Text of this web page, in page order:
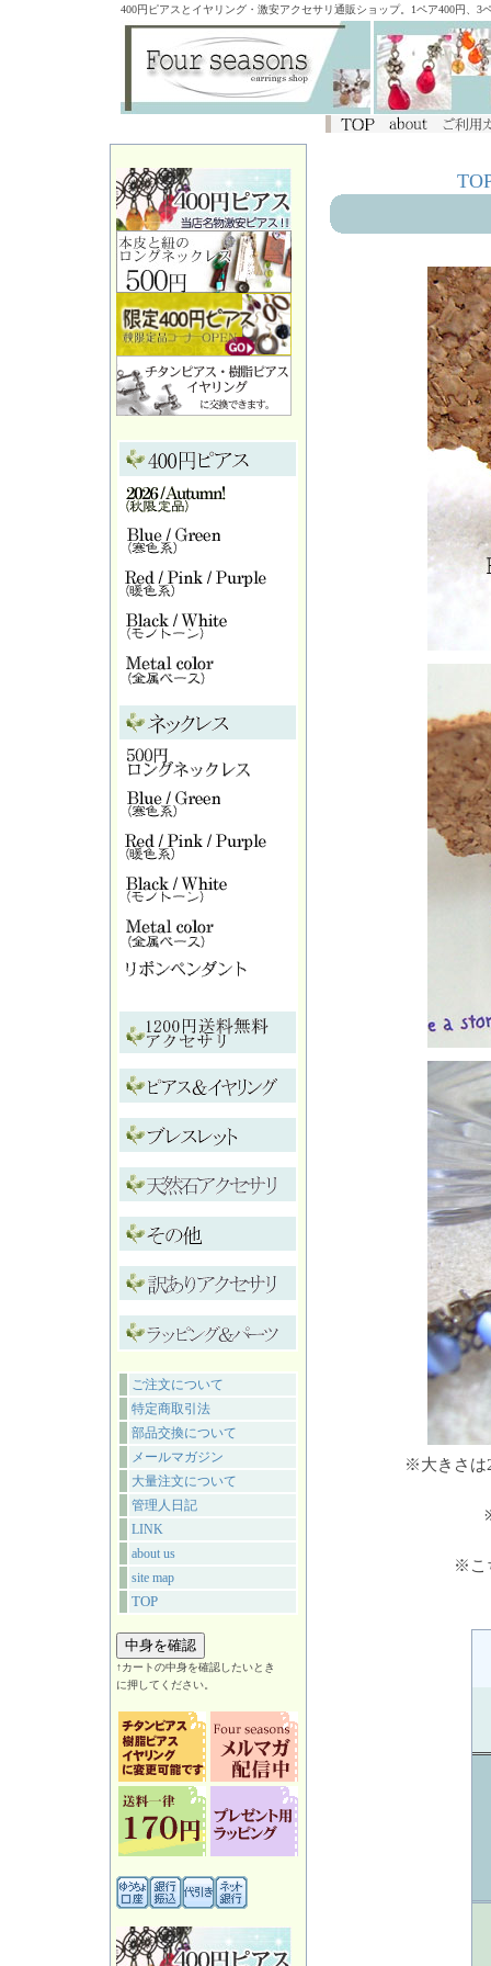
400円ピアスとイヤリング・激安アクセサリ通販ショップ。1ペア400円、
ご注文について
特定商取引法
部品交換について
メールマガジン
大量注文について
管理人日記
LINK
about us
site map
TOP
↑カートの中身を確認したいとき
に押してください。
※大きさは
※こ